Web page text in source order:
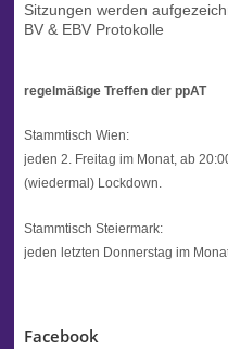
Sitzungen werden
BV & EBV Protokolle
regelmäßige Treffen der ppAT
Stammtisch Wien:
jeden 2. Freitag im Monat, ab
(wiedermal) Lockdown.
Stammtisch Steiermark:
jeden letzten Donnerstag im
Facebook